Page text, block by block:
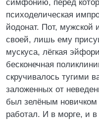
симфонию, перед
психоделическая
йодонат. Пот, мужской
своей, лишь ему
мускуса, лёгкая
бесконечная
скручивалось тугими
заложенных от
был зелёным
работал. И в морге, и